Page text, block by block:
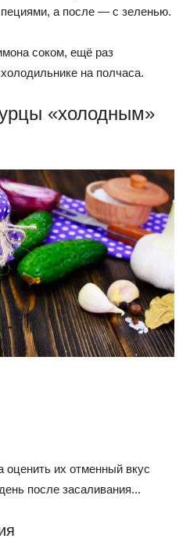
а после — с зеленью.
соком, ещё раз
на полчаса.
«холодным»
оценить их отменный вкус
после засаливания...